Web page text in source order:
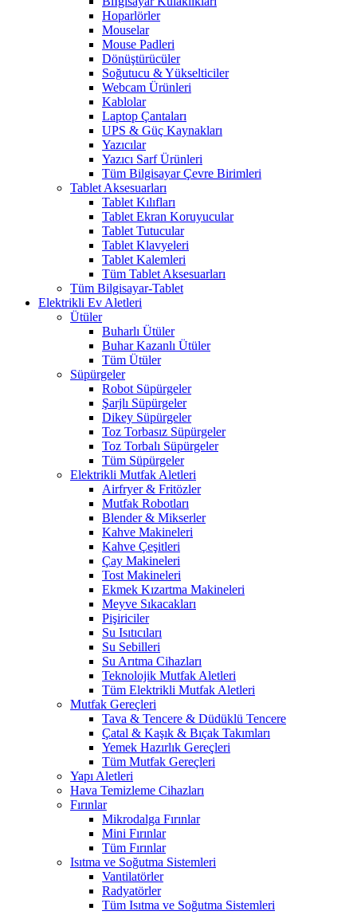
Hoparlörler
Mouselar
Mouse Padleri
Dönüştürücüler
Soğutucu & Yükselticiler
Webcam Ürünleri
Kablolar
Laptop Çantaları
UPS & Güç Kaynakları
Yazıcılar
Yazıcı Sarf Ürünleri
Tüm Bilgisayar Çevre Birimleri
Tablet Aksesuarları
Tablet Kılıfları
Tablet Ekran Koruyucular
Tablet Tutucular
Tablet Klavyeleri
Tablet Kalemleri
Tüm Tablet Aksesuarları
Tüm Bilgisayar-Tablet
Elektrikli Ev Aletleri
Ütüler
Buharlı Ütüler
Buhar Kazanlı Ütüler
Tüm Ütüler
Süpürgeler
Robot Süpürgeler
Şarjlı Süpürgeler
Dikey Süpürgeler
Toz Torbasız Süpürgeler
Toz Torbalı Süpürgeler
Tüm Süpürgeler
Elektrikli Mutfak Aletleri
Airfryer & Fritözler
Mutfak Robotları
Blender & Mikserler
Kahve Makineleri
Kahve Çeşitleri
Çay Makineleri
Tost Makineleri
Ekmek Kızartma Makineleri
Meyve Sıkacakları
Pişiriciler
Su Isıtıcıları
Su Sebilleri
Su Arıtma Cihazları
Teknolojik Mutfak Aletleri
Tüm Elektrikli Mutfak Aletleri
Mutfak Gereçleri
Tava & Tencere & Düdüklü Tencere
Çatal & Kaşık & Bıçak Takımları
Yemek Hazırlık Gereçleri
Tüm Mutfak Gereçleri
Yapı Aletleri
Hava Temizleme Cihazları
Fırınlar
Mikrodalga Fırınlar
Mini Fırınlar
Tüm Fırınlar
Isıtma ve Soğutma Sistemleri
Vantilatörler
Radyatörler
Tüm Isıtma ve Soğutma Sistemleri